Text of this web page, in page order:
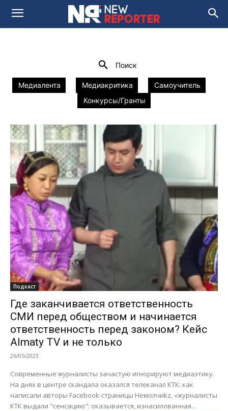
ПОДКАСТ
Поиск
Медиалента Медиакритика
Самоучитель
Конкурсы/Гранты
Подкаст
Где заканчивается ответственность
СМИ перед обществом и начинается
ответственность перед законом? Кейс
Almaty TV и не только
26/05/2023
Современные журналисты зачастую игнорируют медиаэтику.
На днях в центре скандала оказался телеканал КТК: как
написали авторы Facebook-страницы Немолчиkz, «журналисты
КТК выдали "сенсацию": оказывается, изнасилованная...